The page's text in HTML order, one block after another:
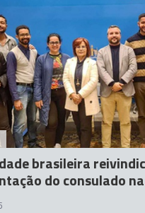
brasileira
do consulado